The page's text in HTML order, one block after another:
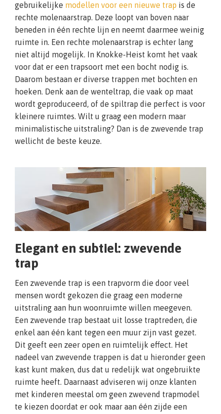
gebruikelijke modellen voor een nieuwe trap is de
rechte molenaarstrap. Deze loopt van boven naar
beneden in één rechte lijn en neemt daarmee weinig
ruimte in. Een rechte molenaarstrap is echter lang
niet altijd mogelijk. In Knokke-Heist komt het vaak
voor dat er een trapsoort met een bocht nodig is.
Daarom bestaan er diverse trappen met bochten en
hoeken. Denk aan de wenteltrap, die vaak op maat
wordt geproduceerd, of de spiltrap die perfect is voor
kleinere ruimtes. Wilt u graag een modern maar
minimalistische uitstraling? Dan is de zwevende trap
wellicht de beste keuze.
Elegant en subtiel: zwevende
trap
Een zwevende trap is een trapvorm die door veel
mensen wordt gekozen die graag een moderne
uitstraling aan hun woonruimte willen meegeven.
Een zwevende trap bestaat uit losse traptreden, die
enkel aan één kant tegen een muur zijn vast gezet.
Dit geeft een zeer open en ruimtelijk effect. Het
nadeel van zwevende trappen is dat u hieronder geen
kast kunt maken, dus dat u redelijk wat ongebruikte
ruimte heeft. Daarnaast adviseren wij onze klanten
met kinderen meestal om geen zwevend trapmodel
te kiezen doordat er ook maar aan één zijde een